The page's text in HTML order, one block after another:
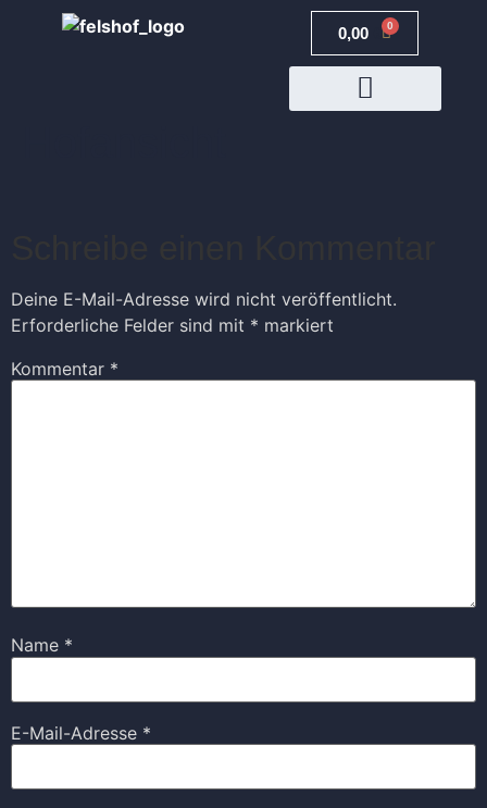
0,00 € 0
Deine E-Mail-Adresse wird nicht veröffentlicht.
Erforderliche Felder sind mit * markiert
Kommentar *
Name *
E-Mail-Adresse *